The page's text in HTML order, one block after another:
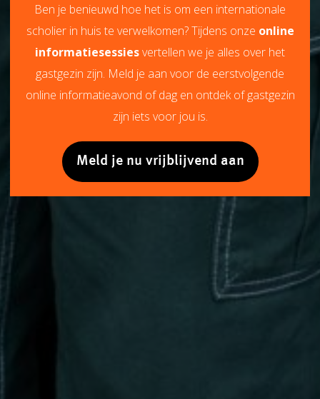
Ben je benieuwd hoe het is om een internationale
scholier in huis te verwelkomen? Tijdens onze online
informatiesessiesvertellen we je alles over het
gastgezin zijn. Meld je aan voor de eerstvolgende
online informatieavond of dag en ontdek of gastgezin
zijn iets voor jou is.
Meld je nu vrijblijvend aan